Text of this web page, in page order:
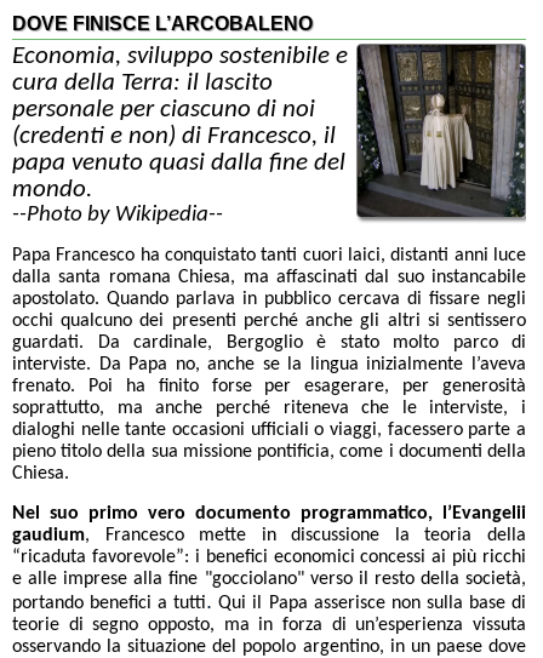
DOVE FINISCE L’ARCOBALENO
Economia, sviluppo sostenibile e
cura della Terra: il lascito
personale per ciascuno di noi
(credenti e non) di Francesco, il
papa venuto quasi dalla fine del
mondo.
--Photo by Wikipedia--
Papa Francesco ha conquistato tanti cuori laici, distanti anni luce
dalla santa romana Chiesa, ma affascinati dal suo instancabile
apostolato. Quando parlava in pubblico cercava di fissare negli
occhi qualcuno dei presenti perché anche gli altri si sentissero
guardati. Da cardinale, Bergoglio è stato molto parco di
interviste. Da Papa no, anche se la lingua inizialmente l’aveva
frenato. Poi ha finito forse per esagerare, per generosità
soprattutto, ma anche perché riteneva che le interviste, i
dialoghi nelle tante occasioni ufficiali o viaggi, facessero parte a
pieno titolo della sua missione pontificia, come i documenti della
Chiesa.
Nel suo primo vero documento programmatico, l’Evangelii
gaudium, Francesco mette in discussione la teoria della
“ricaduta favorevole”: i benefici economici concessi ai più ricchi
e alle imprese alla fine "gocciolano" verso il resto della società,
portando benefici a tutti. Qui il Papa asserisce non sulla base di
teorie di segno opposto, ma in forza di un’esperienza vissuta
osservando la situazione del popolo argentino, in un paese dove